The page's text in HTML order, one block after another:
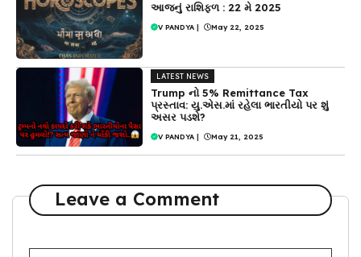
આજનું રાશિફળ : 22 મે 2025
V PANDYA May 22, 2025
LATEST NEWS
Trump નો 5% Remittance Tax
પ્રસ્તાવ: યુ.એસ.માં રહેલા ભારતીયો પર શું
અસર પડશે?
V PANDYA | May 21, 2025
Leave a Comment